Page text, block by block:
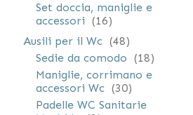
Set doccia, maniglie e
accessori
16
elementi
Ausili per il Wc
48
elementi
Sedie da comodo
18
elementi
Maniglie, corrimano e
accessori Wc
30
elementi
Padelle WC Sanitarie